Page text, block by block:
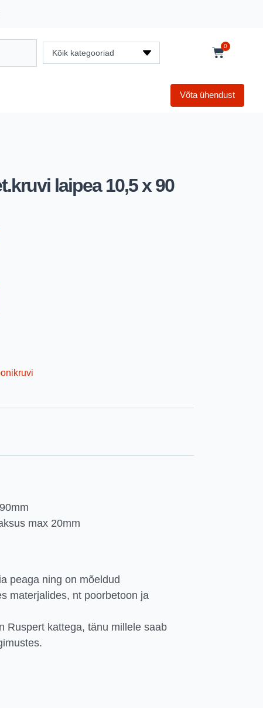
Kõik kategooriad
0
Võta ühendust
laipea 10,5 x 90
max 20mm
peaga ning on mõeldud
materjalides, nt poorbetoon ja
Ruspert kattega, tänu millele saab